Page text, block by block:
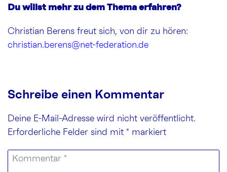
Du willst mehr zu dem Thema erfahren?
Christian Berens freut sich, von dir zu hören:
christian.berens@net-federation.de
Schreibe einen Kommentar
Deine E-Mail-Adresse wird nicht veröffentlicht.
Erforderliche Felder sind mit * markiert